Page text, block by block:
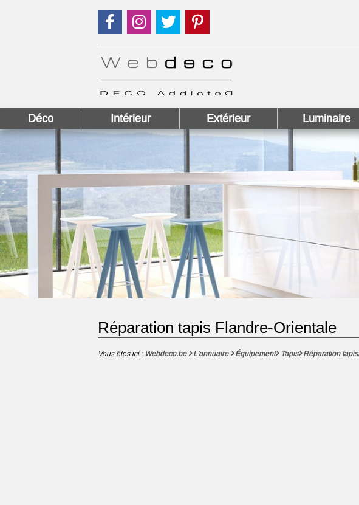
Suivez nous sur Facebook !
Suivez nous sur Instagram !
Suivez nous sur Twitter !
Déco Intérieur Extérieur Luminaire
Réparation tapis Flandre-Orientale
Vous êtes ici : Webdeco.be L'annuaire Équipement Tapis Réparation tapis